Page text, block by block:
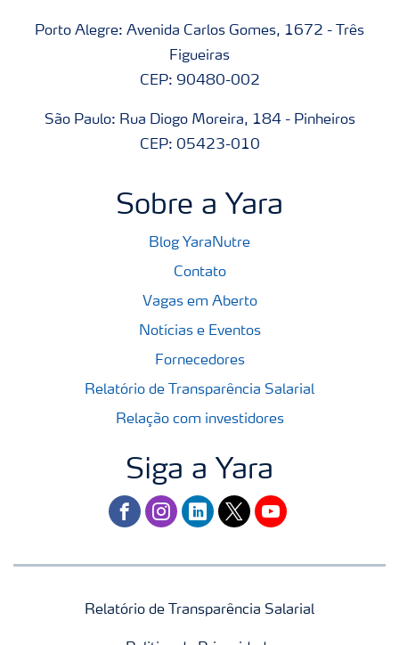
Porto Alegre: Avenida Carlos Gomes, 1672 - Três
Figueiras
CEP: 90480-002
São Paulo: Rua Diogo Moreira, 184 - Pinheiros
CEP: 05423-010
Sobre a Yara
Blog YaraNutre
Contato
Vagas em Aberto
Notícias e Eventos
Fornecedores
Relatório de Transparência Salarial
Relação com investidores
Siga a Yara
facebookinstagram
linkedintwitteryoutube
Relatório de Transparência Salarial